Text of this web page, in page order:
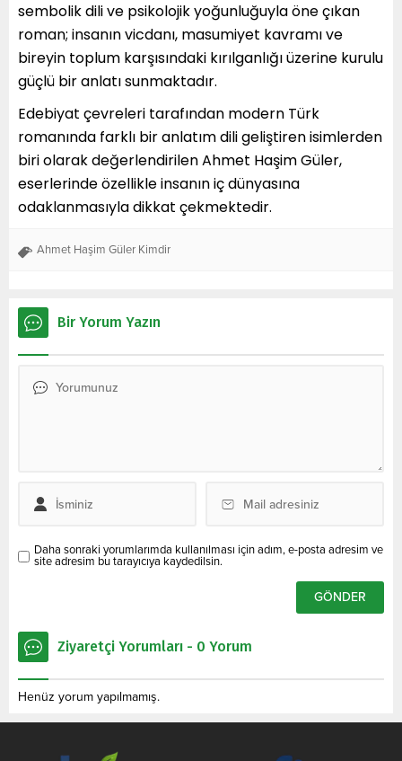
sembolik dili ve psikolojik yoğunluğuyla öne çıkan
roman; insanın vicdanı, masumiyet kavramı ve
bireyin toplum karşısındaki kırılganlığı üzerine kurulu
güçlü bir anlatı sunmaktadır.
Edebiyat çevreleri tarafından modern Türk
romanında farklı bir anlatım dili geliştiren isimlerden
biri olarak değerlendirilen Ahmet Haşim Güler,
eserlerinde özellikle insanın iç dünyasına
odaklanmasıyla dikkat çekmektedir.
Ahmet Haşim Güler Kimdir
Bir Yorum Yazın
Daha sonraki yorumlarımda kullanılması için adım, e-posta adresim ve
site adresim bu tarayıcıya kaydedilsin.
Ziyaretçi Yorumları - 0 Yorum
Henüz yorum yapılmamış.